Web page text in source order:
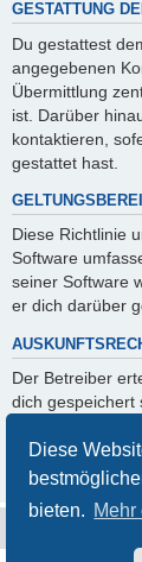
Diese
bieten. Mehr
GESTATTUNG
Du gestattest
angegebenen
Übermittlung
ist. Darüber
kontaktieren,
gestattet hast.
Diese Richtlinie
Software
seiner Software
er dich darüber
Der Betreiber
dich gespeichert
Du kannst
verlangen.